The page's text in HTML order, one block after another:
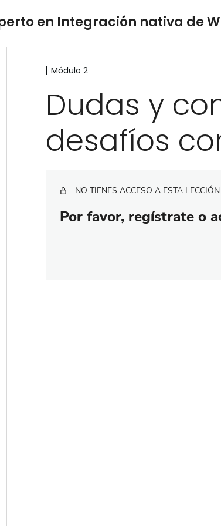
en Integración nativa de
Módulo 2
Dudas y
desafíos
NO TIENES ACCESO A ESTA LECCIÓN
Por favor, regístrate o